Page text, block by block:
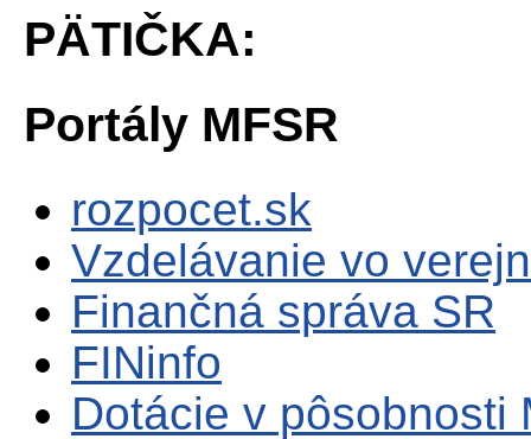
PÄTIČKA:
Portály MFSR
rozpocet.sk
Vzdelávanie vo
Finančná správa SR
FINinfo
Dotácie v pôsobnosti